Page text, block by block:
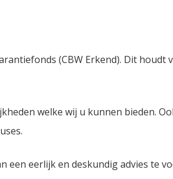
(CBW Erkend). Dit houdt
welke wij u kunnen bieden.
een eerlijk en deskundig advies te